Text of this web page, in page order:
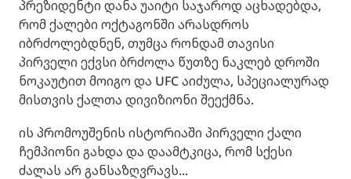
პრეზიდენტი დანა უაიტი საჯაროდ აცხადებდა,
რომ ქალები ოქტაგონში არასდროს
იბრძოლებდნენ, თუმცა რონდამ თავისი
პირველი ექვსი ბრძოლა წუთზე ნაკლებ დროში
ნოკაუტით მოიგო და UFC აიძულა, სპეციალურად
მისთვის ქალთა დივიზიონი შეექმნა.
ის პრომოუშენის ისტორიაში პირველი ქალი
ჩემპიონი გახდა და დაამტკიცა, რომ სქესი
ძალას არ განსაზღვრავს...